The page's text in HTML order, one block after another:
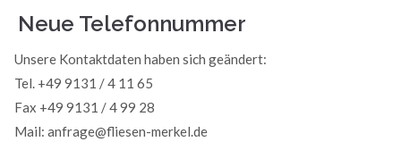
Neue Telefonnummer
Unsere Kontaktdaten haben sich geändert:
Tel. +49 9131 / 4 11 65
Fax +49 9131 / 4 99 28
Mail: anfrage@fliesen-merkel.de